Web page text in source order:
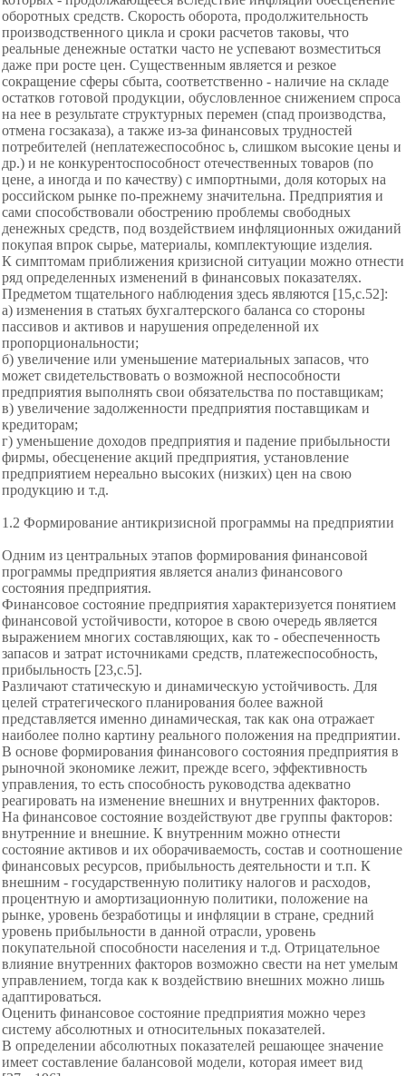
оборотных средств. Скорость оборота, продолжительность
производственного цикла и сроки расчетов таковы, что
реальные денежные остатки часто не успевают возместиться
даже при росте цен. Существенным является и резкое
сокращение сферы сбыта, соответственно - наличие на складе
остатков готовой продукции, обусловленное снижением спроса
на нее в результате структурных перемен (спад производства,
отмена госзаказа), а также из-за финансовых трудностей
потребителей (неплатежеспособнос ь, слишком высокие цены и
др.) и не конкурентоспособност отечественных товаров (по
цене, а иногда и по качеству) с импортными, доля которых на
российском рынке по-прежнему значительна. Предприятия и
сами способствовали обострению проблемы свободных
денежных средств, под воздействием инфляционных ожиданий
покупая впрок сырье, материалы, комплектующие изделия.
К симптомам приближения кризисной ситуации можно отнести
ряд определенных изменений в финансовых показателях.
Предметом тщательного наблюдения здесь являются [15,с.52]:
а) изменения в статьях бухгалтерского баланса со стороны
пассивов и активов и нарушения определенной их
пропорциональности;
б) увеличение или уменьшение материальных запасов, что
может свидетельствовать о возможной неспособности
предприятия выполнять свои обязательства по поставщикам;
в) увеличение задолженности предприятия поставщикам и
кредиторам;
г) уменьшение доходов предприятия и падение прибыльности
фирмы, обесценение акций предприятия, установление
предприятием нереально высоких (низких) цен на свою
продукцию и т.д.
1.2 Формирование антикризисной программы на предприятии
Одним из центральных этапов формирования финансовой
программы предприятия является анализ финансового
состояния предприятия.
Финансовое состояние предприятия характеризуется понятием
финансовой устойчивости, которое в свою очередь является
выражением многих составляющих, как то - обеспеченность
запасов и затрат источниками средств, платежеспособность,
прибыльность [23,c.5].
Различают статическую и динамическую устойчивость. Для
целей стратегического планирования более важной
представляется именно динамическая, так как она отражает
наиболее полно картину реального положения на предприятии.
В основе формирования финансового состояния предприятия в
рыночной экономике лежит, прежде всего, эффективность
управления, то есть способность руководства адекватно
реагировать на изменение внешних и внутренних факторов.
На финансовое состояние воздействуют две группы факторов:
внутренние и внешние. К внутренним можно отнести
состояние активов и их оборачиваемость, состав и соотношение
финансовых ресурсов, прибыльность деятельности и т.п. К
внешним - государственную политику налогов и расходов,
процентную и амортизационную политики, положение на
рынке, уровень безработицы и инфляции в стране, средний
уровень прибыльности в данной отрасли, уровень
покупательной способности населения и т.д. Отрицательное
влияние внутренних факторов возможно свести на нет умелым
управлением, тогда как к воздействию внешних можно лишь
адаптироваться.
Оценить финансовое состояние предприятия можно через
систему абсолютных и относительных показателей.
В определении абсолютных показателей решающее значение
имеет составление балансовой модели, которая имеет вид